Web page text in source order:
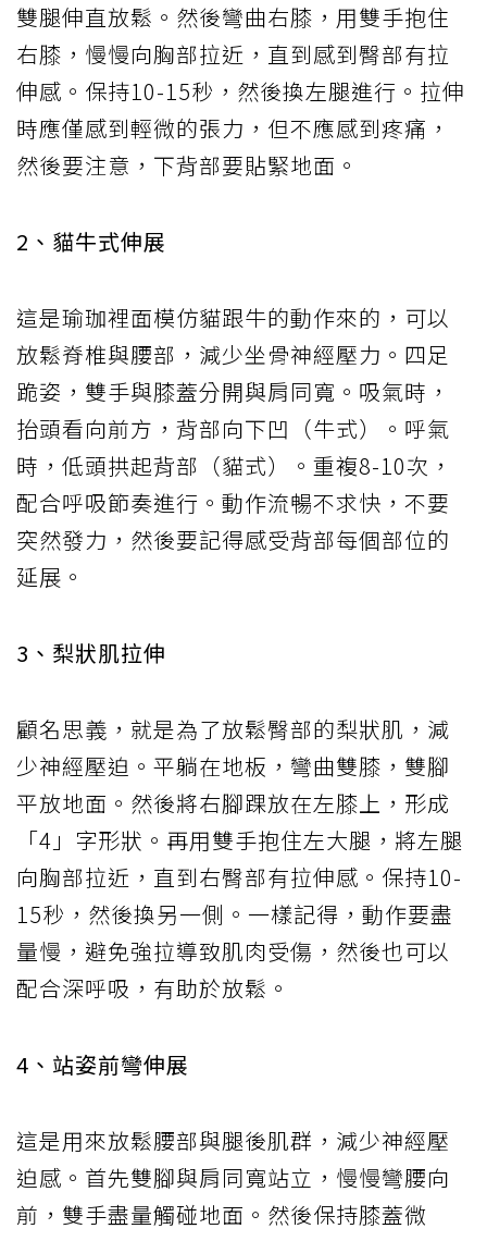
雙腿伸直放鬆。然後彎曲右膝，用雙手抱住
右膝，慢慢向胸部拉近，直到感到臀部有拉
伸感。保持10-15秒，然後換左腿進行。拉伸
時應僅感到輕微的張力，但不應感到疼痛，
然後要注意，下背部要貼緊地面。
2、貓牛式伸展
這是瑜珈裡面模仿貓跟牛的動作來的，可以
放鬆脊椎與腰部，減少坐骨神經壓力。四足
跪姿，雙手與膝蓋分開與肩同寬。吸氣時，
抬頭看向前方，背部向下凹（牛式）。呼氣
時，低頭拱起背部（貓式）。重複8-10次，
配合呼吸節奏進行。動作流暢不求快，不要
突然發力，然後要記得感受背部每個部位的
延展。
3、梨狀肌拉伸
顧名思義，就是為了放鬆臀部的梨狀肌，減
少神經壓迫。平躺在地板，彎曲雙膝，雙腳
平放地面。然後將右腳踝放在左膝上，形成
「4」字形狀。再用雙手抱住左大腿，將左腿
向胸部拉近，直到右臀部有拉伸感。保持10-
15秒，然後換另一側。一樣記得，動作要盡
量慢，避免強拉導致肌肉受傷，然後也可以
配合深呼吸，有助於放鬆。
4、站姿前彎伸展
這是用來放鬆腰部與腿後肌群，減少神經壓
迫感。首先雙腳與肩同寬站立，慢慢彎腰向
前，雙手盡量觸碰地面。然後保持膝蓋微